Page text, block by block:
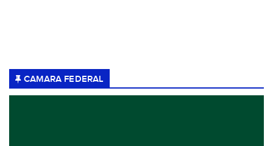
CAMARA FEDERAL